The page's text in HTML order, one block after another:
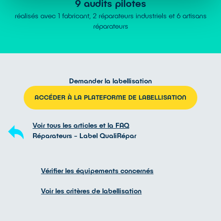
9 audits pilotes
réalisés avec 1 fabricant, 2 réparateurs industriels et 6 artisans
réparateurs
Demander la labellisation
ACCÉDER À LA PLATEFORME DE LABELLISATION
Voir tous les articles et la FAQ
Réparateurs - Label QualiRépar
Vérifier les équipements concernés
Voir les critères de labellisation